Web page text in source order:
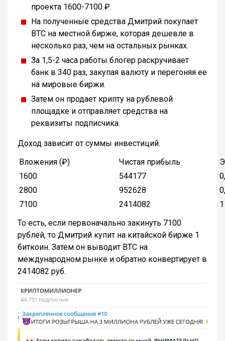
проекта 1600-7100 ₽.
На полученные средства Дмитрий покупает
BTC на местной бирже, которая дешевле в
несколько раз, чем на остальных рынках.
За 1,5-2 часа работы блогер раскручивает
банк в 340 раз, закупая валюту и перегоняя ее
на мировые биржи.
Затем он продает крипту на рублевой
площадке и отправляет средства на
реквизиты подписчика.
Доход зависит от суммы инвестиций.
Вложения (₽)
Чистая прибыль
1600
544177
2800
952628
7100
2414082
1
То есть, если первоначально закинуть 7100
рублей, то Дмитрий купит на китайской бирже 1
биткоин. Затем он выводит BTC на
международном рынке и обратно конвертирует в
2414082 руб.